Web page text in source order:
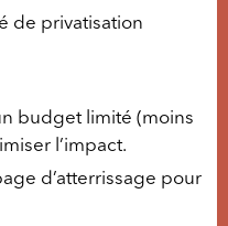
de privatisation
budget limité (moins
l’impact.
d’atterrissage pour